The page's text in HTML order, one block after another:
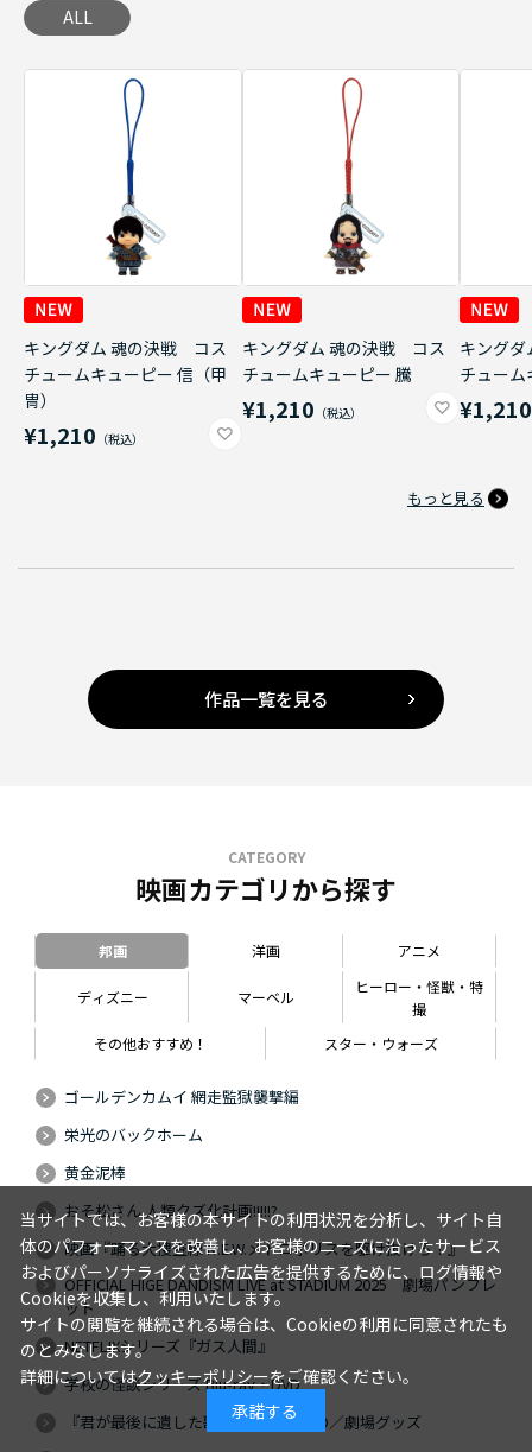
ALL
キングダム 魂の決戦 コス
チュームキューピー 信（甲
冑）
¥1,210
キングダム 魂の決戦 コス
チュームキューピー 騰
¥1,210
キング
チューム
¥1,210
もっと見る
作品一覧を見る
CATEGORY
映画カテゴリから探す
邦画 洋画 アニメ
ディズニー マーベル
ヒーロー・怪獣・特
撮
その他おすすめ！
スター・ウォーズ
ゴールデンカムイ 網走監獄襲撃編
栄光のバックホーム
黄金泥棒
おそ松さん 人類クズ化計画!!!!!?
映画『踊る大捜査線 N.E.W.メトロポリスを駆け抜けろ！』
OFFICIAL HIGE DANDISM LIVE at STADIUM 2025 劇場パンフレ
ット
NETFLIXシリーズ『ガス人間』
学校の怪談シリーズ Blu-ray・DVD
『君が最後に遺した歌』Blu-ray・DVD／劇場グッズ
当サイトでは、お客様の本サイトの利用状況を分析し、サイト自
体のパフォーマンスを改善し、お客様のニーズに沿ったサービス
およびパーソナライズされた広告を提供するために、ログ情報や
Cookieを収集し、利用いたします。
サイトの閲覧を継続される場合は、Cookieの利用に同意されたも
のとみなします。
詳細についてはクッキーポリシーをご確認ください。
承諾する